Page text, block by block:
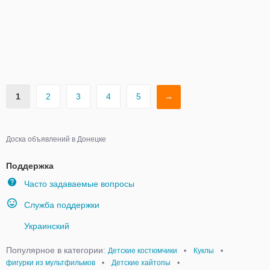
1 2 3 4 5 →
Доска объявлений в Донецке
Поддержка
Часто задаваемые вопросы
Служба поддержки
Украинский
Популярное в категории: Детские костюмчики • Куклы
•
фигурки из мультфильмов
• Детские хайтопы •